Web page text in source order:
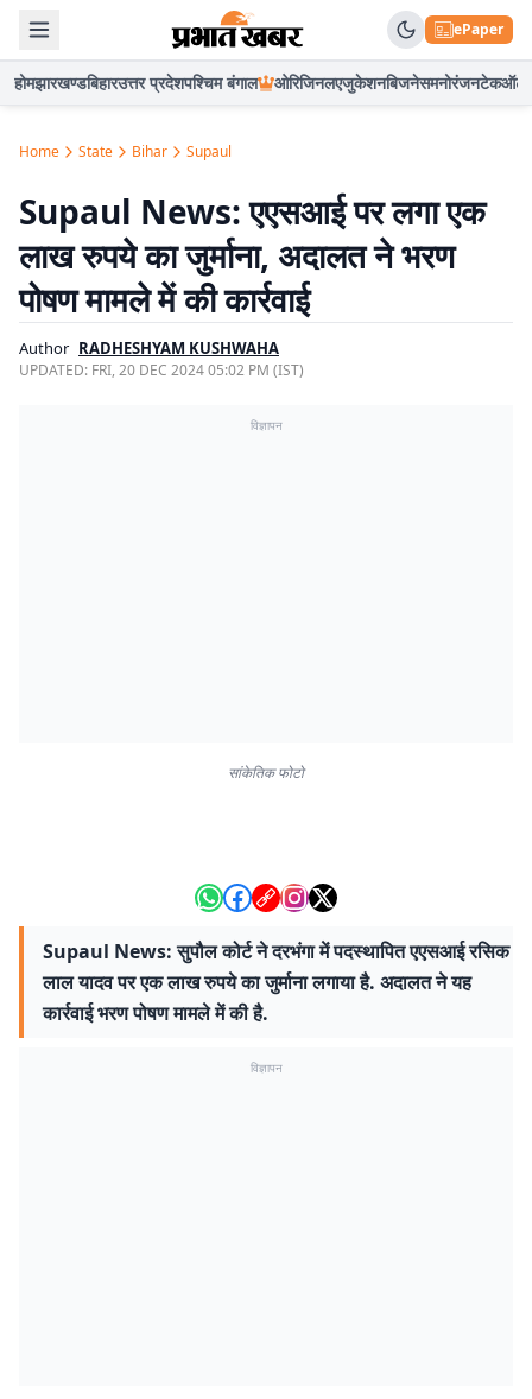
ePaper
होमझारखण्डबिहारउत्तर प्रदेशपश्चिम बंगाल ओरिजिनलएजुकेशनबिजनेसमनोरंजनटेकऑटो
Home State Bihar Supaul
Supaul News: एएसआई पर लगा एक
लाख रुपये का जुर्माना, अदालत ने भरण
पोषण मामले में की कार्रवाई
Author RADHESHYAM KUSHWAHA
UPDATED: FRI, 20 DEC 2024 05:02 PM (IST)
विज्ञापन
सांकेतिक फोटो
Supaul News: सुपौल कोर्ट ने दरभंगा में पदस्थापित एएसआई रसिक
लाल यादव पर एक लाख रुपये का जुर्माना लगाया है. अदालत ने यह
कार्रवाई भरण पोषण मामले में की है.
विज्ञापन